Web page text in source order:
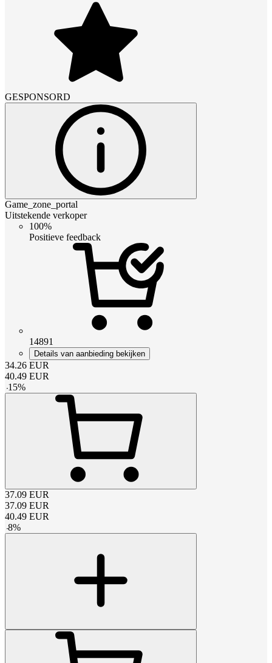
GESPONSORD
Game_zone_portal
Uitstekende verkoper
100%
Positieve feedback
14891
Details van aanbieding bekijken
34.26 EUR
40.49 EUR
-15%
37.09 EUR
37.09 EUR
40.49 EUR
-8%